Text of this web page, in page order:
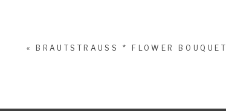
« BRAUTSTRAUSS * FLOWER BOUQUET